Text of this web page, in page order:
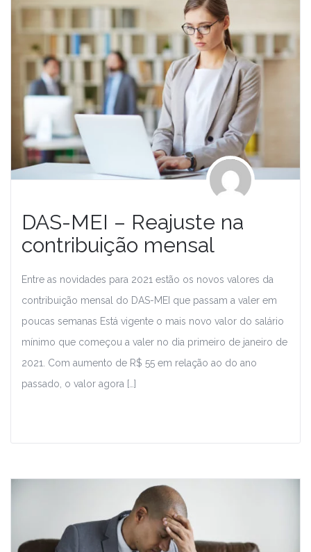
DAS-MEI – Reajuste na
contribuição mensal
Entre as novidades para 2021 estão os novos valores da
contribuição mensal do DAS-MEI que passam a valer em
poucas semanas Está vigente o mais novo valor do salário
mínimo que começou a valer no dia primeiro de janeiro de
2021. Com aumento de R$ 55 em relação ao do ano
passado, o valor agora […]